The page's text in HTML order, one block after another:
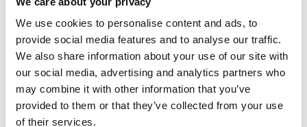
We use cookies to personalise content and ads, to
provide social media features and to analyse our traffic.
We also share information about your use of our site with
our social media, advertising and analytics partners who
may combine it with other information that you’ve
provided to them or that they’ve collected from your use
of their services.
Προβολή μεγαλύτερου χάρτη
Επικοινωνία